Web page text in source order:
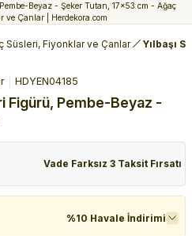
Süsleri, Fiyonklar ve Çanlar Yılbaşı
HDYEN04185
Figürü, Pembe-Beyaz -
Vade Farksız 3 Taksit Fırsatı
%10 Havale İndirimi